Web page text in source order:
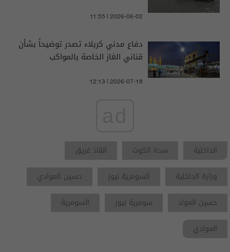
11:55 | 2026-06-02
دفاع مدني كربلاء تصدر توضيحاً بشأن
قناني الغاز الخاصة بالمواكب
12:13 | 2026-07-18
الداخلية سدة الكوت
انقاذ غريق
وزارة الداخلية
السومرية نيوز
حسين العوادي
حسين العواد
سومرية نيوز
السومرية
العوادي